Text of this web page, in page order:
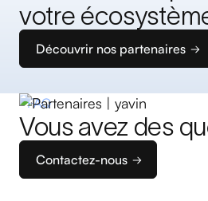
votre
Découvrir nos partenaires
FAQ
Vous avez des
Contactez-nous